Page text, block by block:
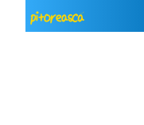
pitorească